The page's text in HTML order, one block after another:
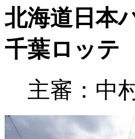
北海道日
千葉ロッ
主審：中